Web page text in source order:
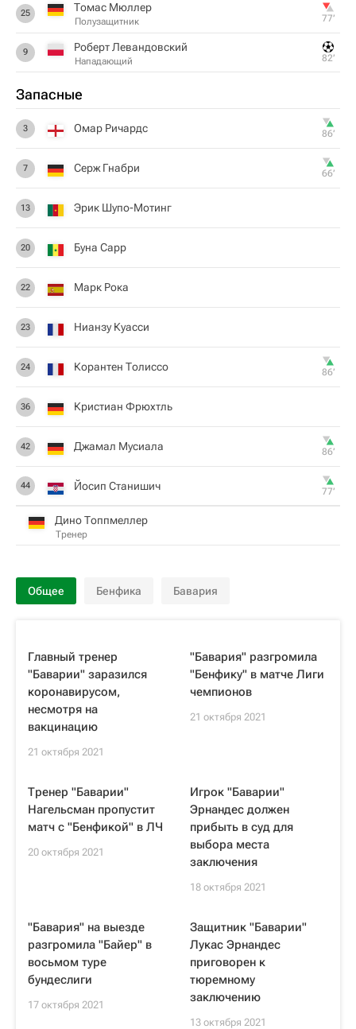
25 Томас Мюллер
Полузащитник 77‎’‎
9 Роберт Левандовский
Нападающий 82‎’‎
Запасные
3 Омар Ричардс 86‎’‎
7 Серж Гнабри 66‎’‎
13 Эрик Шупо-Мотинг
20 Буна Сарр
22 Марк Рока
23 Нианзу Куасси
24 Корантен Толиссо 86‎’‎
36 Кристиан Фрюхтль
42 Джамал Мусиала 86‎’‎
44 Йосип Станишич 77‎’‎
Дино Топпмеллер
Тренер
Общее Бенфика Бавария
Главный тренер
"Баварии" заразился
коронавирусом,
несмотря на
вакцинацию
21 октября 2021
"Бавария" разгромила
"Бенфику" в матче Лиги
чемпионов
21 октября 2021
Тренер "Баварии"
Нагельсман пропустит
матч с "Бенфикой" в ЛЧ
20 октября 2021
Игрок "Баварии"
Эрнандес должен
прибыть в суд для
выбора места
заключения
18 октября 2021
"Бавария" на выезде
разгромила "Байер" в
восьмом туре
бундеслиги
17 октября 2021
Защитник "Баварии"
Лукас Эрнандес
приговорен к
тюремному
заключению
13 октября 2021